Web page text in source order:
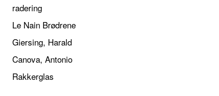
radering
Le Nain Brødrene
Giersing, Harald
Canova, Antonio
Rakkerglas